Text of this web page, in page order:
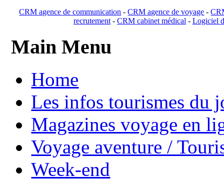
CRM agence de communication -CRM agence de voyage -
recrutement- CRM cabinet médical- Logiciel
Main Menu
Home
Les infos tourismes du
Magazines voyage en
Voyage aventure /
Week-end